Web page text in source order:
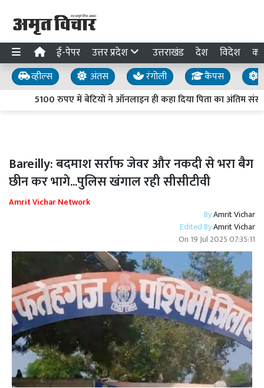
ई-पेपर उत्तर प्रदेश उत्तराखंड देश विदेश
व्हील्स अंतस रंगोली कैंपस
5100 रुपए में बेटियों ने ऑनलाइन ही कहा दिया पिता का अंतिम
Bareilly: बदमाश सर्राफ जेवर और नकदी से भरा बैग
छीन कर भागे...पुलिस खंगाल रही सीसीटीवी
Amrit Vichar Network
ByAmrit Vichar
Edited ByAmrit Vichar
On 19 Jul 2025 07:35:11